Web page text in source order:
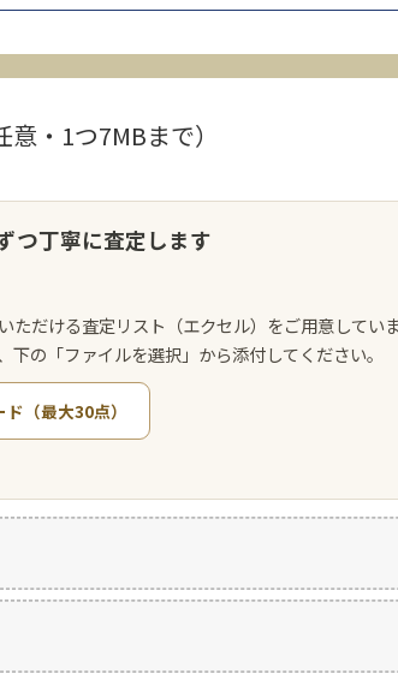
意・1つ7MBまで）
つ丁寧に査定します
ただける査定リスト（エクセル）をご用意してい
下の「ファイルを選択」から添付してください。
（最大30点）